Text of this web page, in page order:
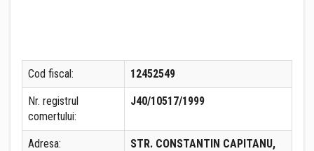
Cod fiscal: 12452549
Nr. registrul
comertului:
J40/10517/1999
Adresa:
STR. CONSTANTIN CAPITANU,